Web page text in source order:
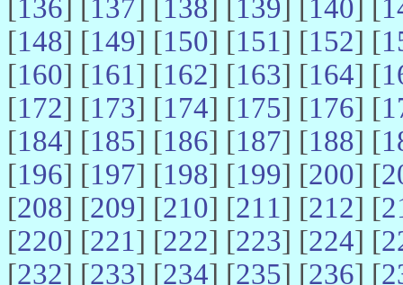
136 137 138 139 140
[148] [149] [150] [151] [152] [
[160] [161] [162] [163] [164] [
[172] [173] [174] [175] [176] [
[184] [185] [186] [187] [188] [
[196] [197] [198] [199] [200] [
[208] [209] [210] [211] [212] [
[220] [221] [222] [223] [224] [
[232] [233] [234] [235] [236] [